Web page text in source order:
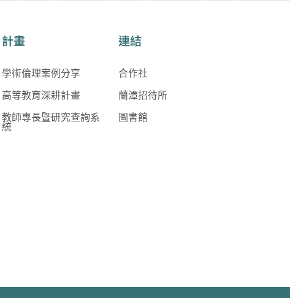
計畫
學術倫理案例分享
高等教育深耕計畫
教師專長暨研究查詢系
統
連結
合作社
蘭潭招待所
圖書館